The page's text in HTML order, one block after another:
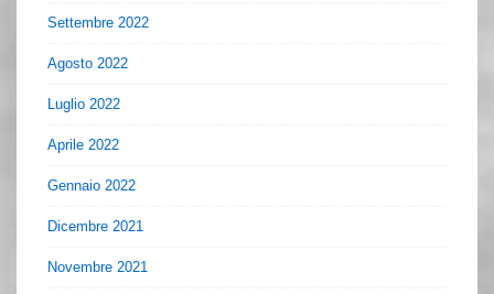
Settembre 2022
Agosto 2022
Luglio 2022
Aprile 2022
Gennaio 2022
Dicembre 2021
Novembre 2021